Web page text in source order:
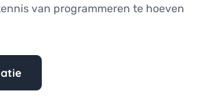
van programmeren te hoeven